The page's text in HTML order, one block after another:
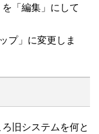
「編集」にして
プ」に変更しま
旧システムを何と